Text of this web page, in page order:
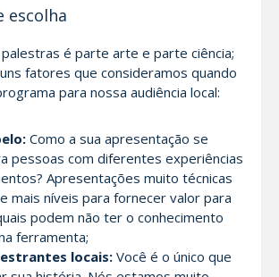
escolha
é parte arte e parte ciência;
fatores que consideramos quando
para nossa audiência local:
Como a sua apresentação se
pessoas com diferentes experiências
Apresentações muito técnicas
mais níveis para fornecer valor para
podem não ter o conhecimento
ferramenta;
locais: Você é o único que